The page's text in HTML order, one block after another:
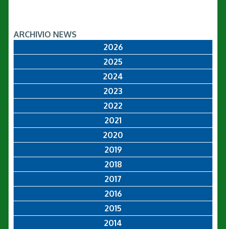
ARCHIVIO NEWS
2026
2025
2024
2023
2022
2021
2020
2019
2018
2017
2016
2015
2014